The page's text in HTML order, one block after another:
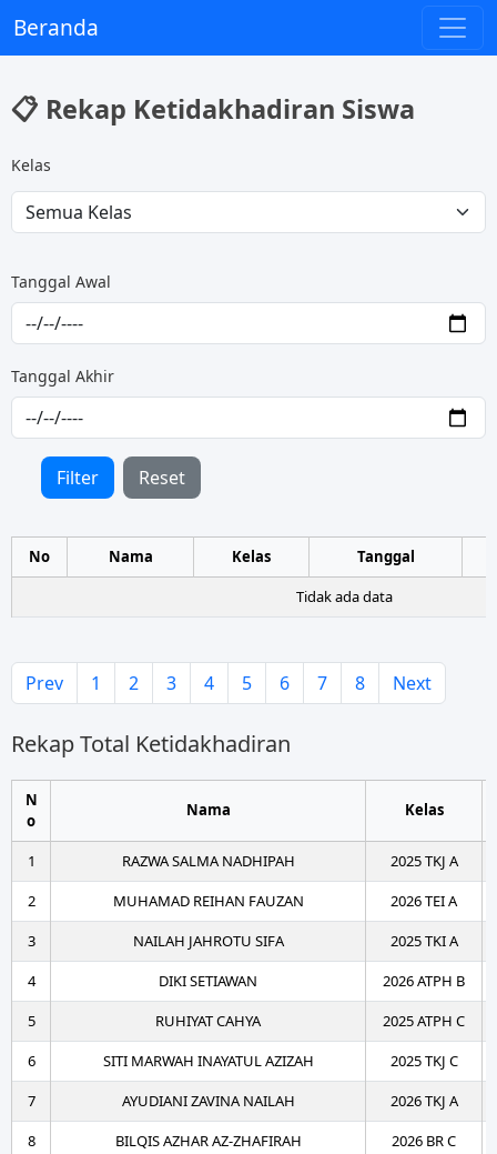
Beranda
📋 Rekap Ketidakhadiran Siswa
Kelas
Tanggal Awal
Tanggal Akhir
Filter Reset
No Nama Kelas
Tanggal
Tidak ada data
Prev 1 2 3 4 5 6 7 8 Next
Rekap Total Ketidakhadiran
N
o
Nama Kelas
1 RAZWA SALMA NADHIPAH
2025 TKJ A
2
MUHAMAD REIHAN FAUZAN
2026 TEI A
3
NAILAH JAHROTU SIFA
2025 TKI A
4
DIKI SETIAWAN
2026 ATPH B
5
RUHIYAT CAHYA
2025 ATPH C
6
SITI MARWAH INAYATUL AZIZAH
2025 TKJ C
7
AYUDIANI ZAVINA NAILAH
2026 TKJ A
8
BILQIS AZHAR AZ-ZHAFIRAH
2026 BR C